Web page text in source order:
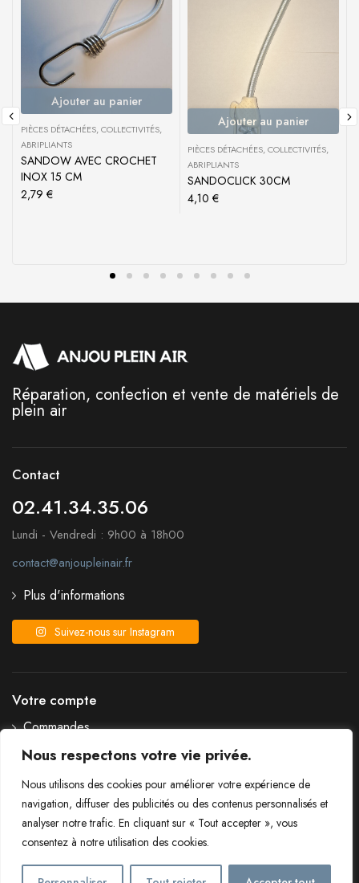
Nous respectons votre vie privée.
Nous utilisons des cookies pour améliorer votre expérience de
navigation, diffuser des publicités ou des contenus personnalisés et
analyser notre trafic. En cliquant sur « Tout accepter », vous
consentez à notre utilisation des cookies.
Ajouter au panier
PIÈCES DÉTACHÉES,COLLECTIVITÉS,
ABRIPLIANTS
SANDOW AVEC CROCHET
INOX 15 CM
2,79 €
Ajouter au panier
PIÈCES DÉTACHÉES,COLLECTIVITÉS,
ABRIPLIANTS
SANDOCLICK 30CM
4,10 €
Réparation, confection et vente de matériels de
plein air
Contact
02.41.34.35.06
Lundi - Vendredi : 9h00 à 18h00
contact@anjoupleinair.fr
Plus d'informations
Suivez-nous sur Instagram
Votre compte
Commandes
Détails du compte
Mot de passe perdu
Livraison et frais de port
Conditions générales de vente